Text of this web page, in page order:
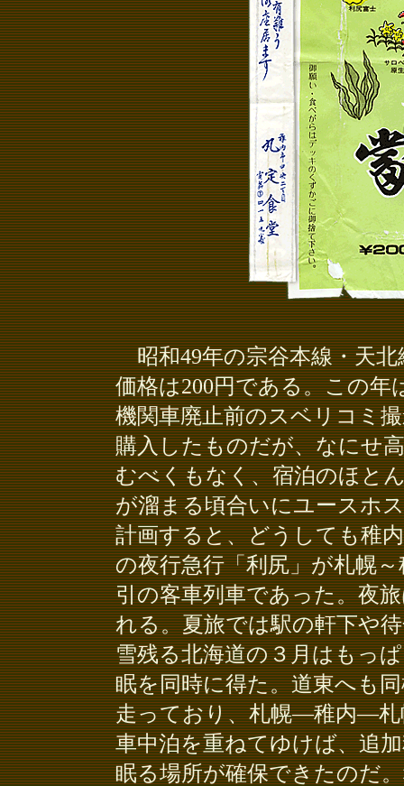
昭和49年の宗谷本線・天北
価格は200円である。この年
機関車廃止前のスベリコミ
購入したものだが、なにせ
むべくもなく、宿泊のほと
が溜まる頃合いにユースホ
計画すると、どうしても稚
の夜行急行「利尻」が札幌
引の客車列車であった。夜
れる。夏旅では駅の軒下や
雪残る北海道の３月はもっ
眠を同時に得た。道東へも
走っており、札幌―稚内―
車中泊を重ねてゆけば、追
眠る場所が確保できたのだ